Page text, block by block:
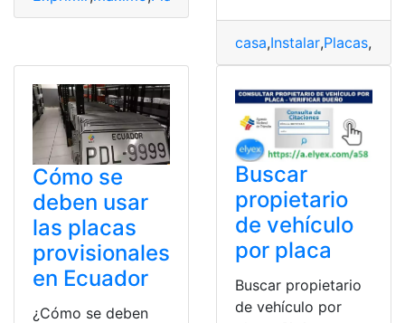
casa,Instalar,Placas,
Cómo se
deben usar
las placas
provisionales
en Ecuador
¿Cómo se deben
Buscar
propietario
de vehículo
por placa
Buscar propietario
de vehículo por